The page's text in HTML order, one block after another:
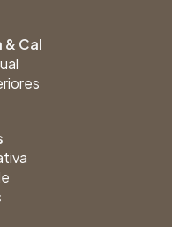
& Cal